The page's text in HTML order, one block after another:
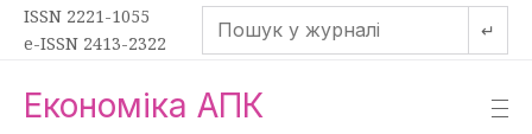
ISSN 2221-1055
e-ISSN 2413-2322
↵
Економіка АПК —
—
—